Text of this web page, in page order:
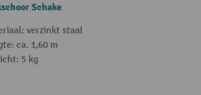
Schake
verzinkt staal
ca. 1,60 m
5 kg